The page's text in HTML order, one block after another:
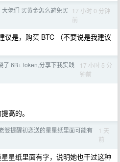
大佬们 买黄金怎么避免买 17 小时 0 分钟
前
议是，购买 BTC （不要说是我建议
了 6B+ token,分享下我实践
17 小时 5 分
钟前
高的。
婆提醒初恋送的星星纸里面可能有
1 天
前
星纸里面有字，说明她也干过这种